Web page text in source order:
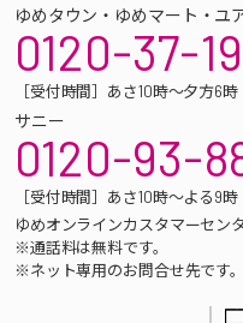
ゆめタウン・ゆめマート・ユ
0120-37-
［受付時間］あさ10時～夕方6時
サニー
0120-93-
［受付時間］あさ10時～よる9時
ゆめオンラインカスタマーセン
※通話料は無料です。
※ネット専用のお問合せ先です